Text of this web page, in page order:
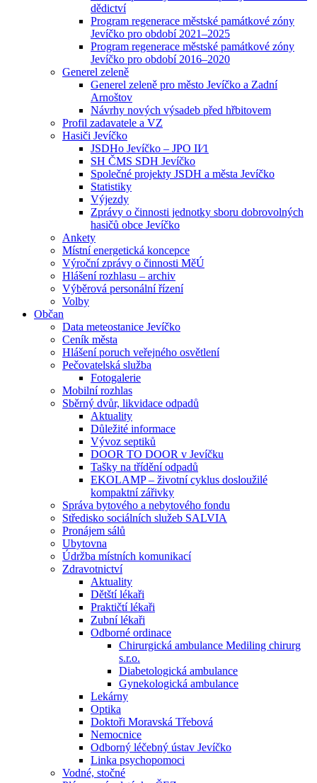
dědictví
Program regenerace městské památkové zóny
Jevíčko pro období 2021–2025
Program regenerace městské památkové zóny
Jevíčko pro období 2016–2020
Generel zeleně
Generel zeleně pro město Jevíčko a Zadní
Arnoštov
Návrhy nových výsadeb před hřbitovem
Profil zadavatele a VZ
Hasiči Jevíčko
JSDHo Jevíčko – JPO II⁄1
SH ČMS SDH Jevíčko
Společné projekty JSDH a města Jevíčko
Statistiky
Výjezdy
Zprávy o činnosti jednotky sboru dobrovolných
hasičů obce Jevíčko
Ankety
Místní energetická koncepce
Výroční zprávy o činnosti MěÚ
Hlášení rozhlasu – archiv
Výběrová personální řízení
Volby
Občan
Data meteostanice Jevíčko
Ceník města
Hlášení poruch veřejného osvětlení
Pečovatelská služba
Fotogalerie
Mobilní rozhlas
Sběrný dvůr, likvidace odpadů
Aktuality
Důležité informace
Vývoz septiků
DOOR TO DOOR v Jevíčku
Tašky na třídění odpadů
EKOLAMP – životní cyklus dosloužilé
kompaktní zářivky
Správa bytového a nebytového fondu
Středisko sociálních služeb SALVIA
Pronájem sálů
Ubytovna
Údržba místních komunikací
Zdravotnictví
Aktuality
Dětští lékaři
Praktičtí lékaři
Zubní lékaři
Odborné ordinace
Chirurgická ambulance Mediling chirurg
s.r.o.
Diabetologická ambulance
Gynekologická ambulance
Lekárny
Optika
Doktoři Moravská Třebová
Nemocnice
Odborný léčebný ústav Jevíčko
Linka psychopomoci
Vodné, stočné